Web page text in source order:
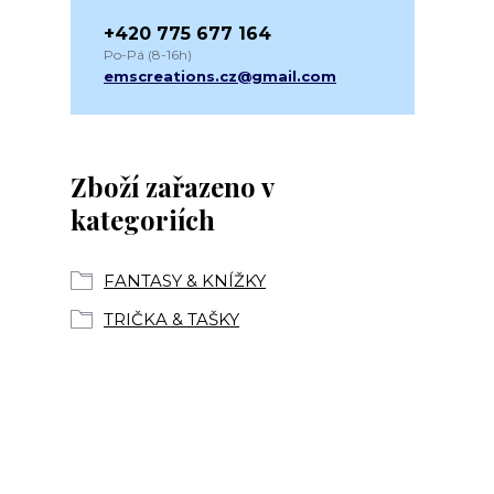
Zboží zařazeno v
kategoriích
FANTASY & KNÍŽKY
TRIČKA & TAŠKY
+420 775 677 164
Po-Pá (8-16h)
emscreations.cz@gmail.com